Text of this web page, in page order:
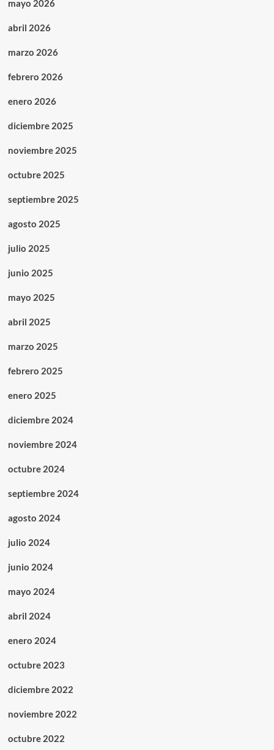
mayo 2026
abril 2026
marzo 2026
febrero 2026
enero 2026
diciembre 2025
noviembre 2025
octubre 2025
septiembre 2025
agosto 2025
julio 2025
junio 2025
mayo 2025
abril 2025
marzo 2025
febrero 2025
enero 2025
diciembre 2024
noviembre 2024
octubre 2024
septiembre 2024
agosto 2024
julio 2024
junio 2024
mayo 2024
abril 2024
enero 2024
octubre 2023
diciembre 2022
noviembre 2022
octubre 2022